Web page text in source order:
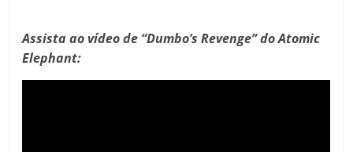
Assista ao vídeo de “Dumbo’s Revenge” do Atomic
Elephant: